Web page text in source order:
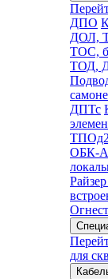
ДПО
ДОЛ,
ТОС,
ТОД,
ДПТс
ТПОд2
ОБК-
для